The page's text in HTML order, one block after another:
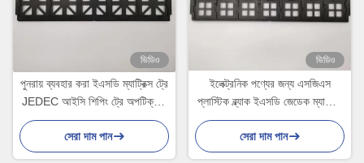
ভিডিও
পুনরায় ব্যবহার করা ইএসডি ম্যাট্রিক্স ট্রে
JEDEC আইসি শিপিং ট্রে অপটিক্যাল
ডিভাইসের জন্য
সেরা দাম পান
ভিডিও
ইলেক্ট্রনিক পণ্যের জন্য এসজিএস
প্লাস্টিক ব্ল্যাক ইএসডি জেডেক ম্যাট্রিক্স
ট্রে
সেরা দাম পান